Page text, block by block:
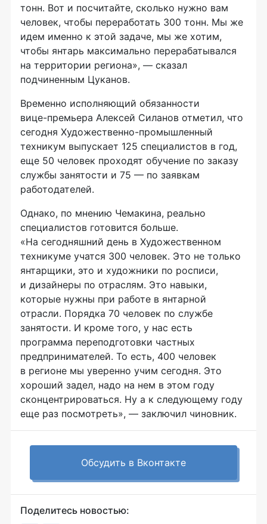
тонн. Вот и посчитайте, сколько нужно вам
человек, чтобы переработать 300 тонн. Мы же
идем именно к этой задаче, мы же хотим,
чтобы янтарь максимально перерабатывался
на территории региона», — сказал
подчиненным Цуканов.
Временно исполняющий обязанности
вице-премьера Алексей Силанов отметил, что
сегодня Художественно-промышленный
техникум выпускает 125 специалистов в год,
еще 50 человек проходят обучение по заказу
службы занятости и 75 — по заявкам
работодателей.
Однако, по мнению Чемакина, реально
специалистов готовится больше.
«На сегодняшний день в Художественном
техникуме учатся 300 человек. Это не только
янтарщики, это и художники по росписи,
и дизайнеры по отраслям. Это навыки,
которые нужны при работе в янтарной
отрасли. Порядка 70 человек по службе
занятости. И кроме того, у нас есть
программа переподготовки частных
предпринимателей. То есть, 400 человек
в регионе мы уверенно учим сегодня. Это
хороший задел, надо на нем в этом году
сконцентрироваться. Ну а к следующему году
еще раз посмотреть», — заключил чиновник.
Обсудить в Вконтакте
Поделитесь новостью: